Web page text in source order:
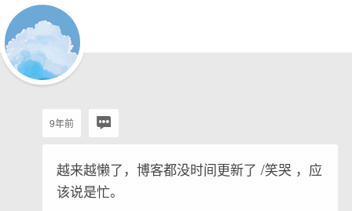
9年前
越来越懒了，博客都没时间更新了 /笑哭 ，应
该说是忙。